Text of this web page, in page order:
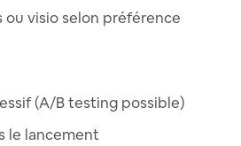
ou visio selon préférence
(A/B testing possible)
le lancement